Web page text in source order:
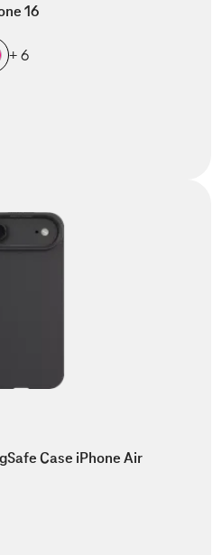
16
+ 6
Case iPhone Air